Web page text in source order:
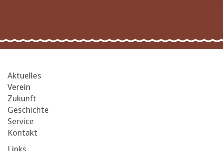
Aktuelles
Verein
Zukunft
Geschichte
Service
Kontakt